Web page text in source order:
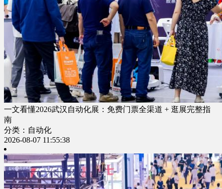
一文看懂2026武汉自动化展：免费门票全渠道 + 逛展完整指
南
分类：自动化
2026-08-07 11:55:38